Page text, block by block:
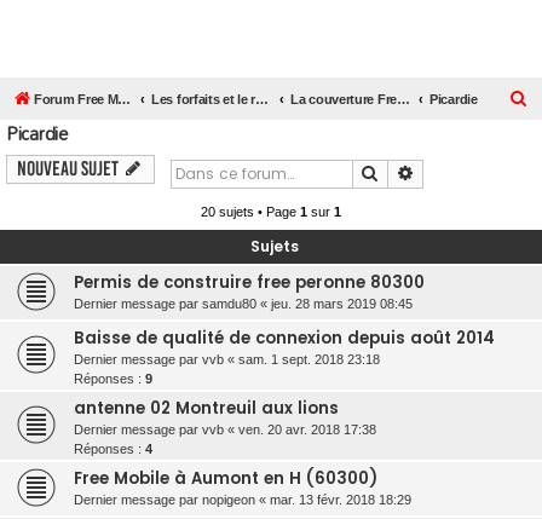
Forum Free Mobile Les forfaits et le réseau Free Mobile La couverture Free Mobile près de chez vous Picardie
Picardie
Nouveau sujet Rechercher
20 sujets • Page 1 sur 1
Sujets
Permis de construire free peronne 80300
Dernier message par samdu80 « jeu. 28 mars 2019 08:45
Baisse de qualité de connexion depuis août 2014
Dernier message par vvb « sam. 1 sept. 2018 23:18
Réponses : 9
antenne 02 Montreuil aux lions
Dernier message par vvb « ven. 20 avr. 2018 17:38
Réponses : 4
Free Mobile à Aumont en H (60300)
Dernier message par nopigeon « mar. 13 févr. 2018 18:29